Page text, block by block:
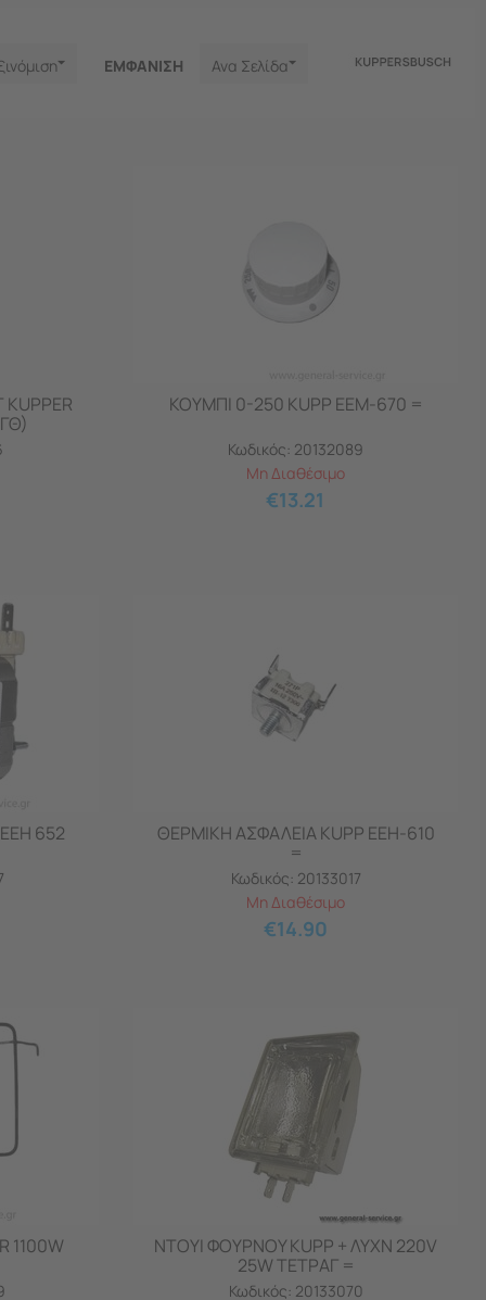
ΕΜΦΑNΙΣΗ Ανα Σελίδα
ΚΟΥΜΠΙ 0-250 KUPP EEM-670 =
Κωδικός: 20132089
Μη Διαθέσιμο
€13.21
652
ΘΕΡΜΙΚΗ ΑΣΦΑΛΕΙΑ KUPP EEH-610
=
Κωδικός: 20133017
Μη Διαθέσιμο
€14.90
1100W
ΝΤΟΥΙ ΦΟΥΡΝΟΥ KUPP + ΛΥΧΝ 220V
25W ΤΕΤΡΑΓ =
Κωδικός: 20133070